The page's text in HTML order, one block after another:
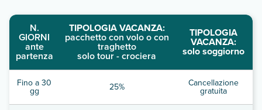
N.
GIORNI
ante
partenza
TIPOLOGIA VACANZA:
pacchetto con volo o con
traghetto
solo tour - crociera
TIPOLOGIA
VACANZA:
solo soggiorno
Fino a 30
gg 25% Cancellazione
gratuita